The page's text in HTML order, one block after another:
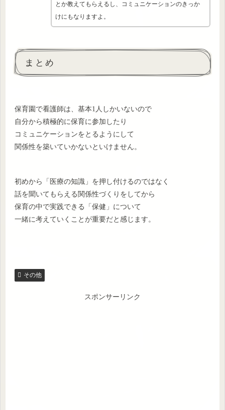
とか教えてもらえるし、コミュニケーションのきっか
けにもなりますよ。
まとめ
保育園で看護師は、基本1人しかいないので
自分から積極的に保育に参加したり
コミュニケーションをとるようにして
関係性を築いていかないといけません。
初めから「医療の知識」を押し付けるのではなく
話を聞いてもらえる関係性づくりをしてから
保育の中で実践できる「保健」について
一緒に考えていくことが重要だと感じます。
その他
スポンサーリンク